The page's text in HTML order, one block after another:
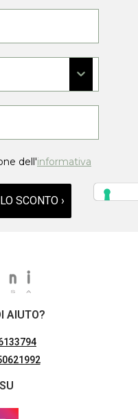
dell'informativa
SCONTO ›
AIUTO?